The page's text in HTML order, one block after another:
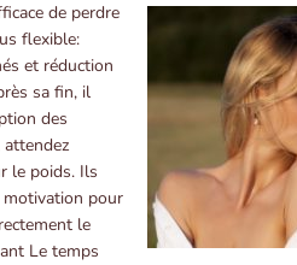
de perdre
flexible:
et réduction
sa fin, il
des
le poids. Ils
pour
le
Le temps